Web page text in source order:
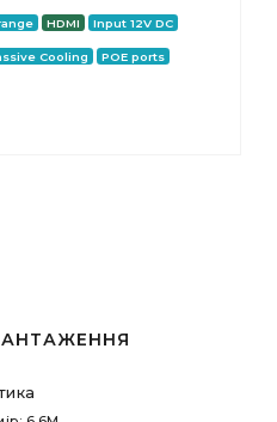
HDMI Input 12V DC
Cooling POE ports